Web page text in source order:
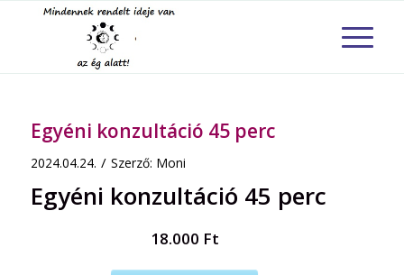
Egyéni konzultáció 45 perc
2024.04.24. / Szerző: Moni
Egyéni konzultáció 45 perc
18.000 Ft